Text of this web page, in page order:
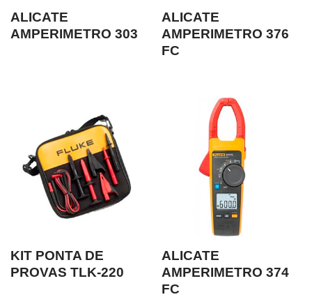
ALICATE
AMPERIMETRO 303
ALICATE
AMPERIMETRO 376
FC
KIT PONTA DE
PROVAS TLK-220
ALICATE
AMPERIMETRO 374
FC